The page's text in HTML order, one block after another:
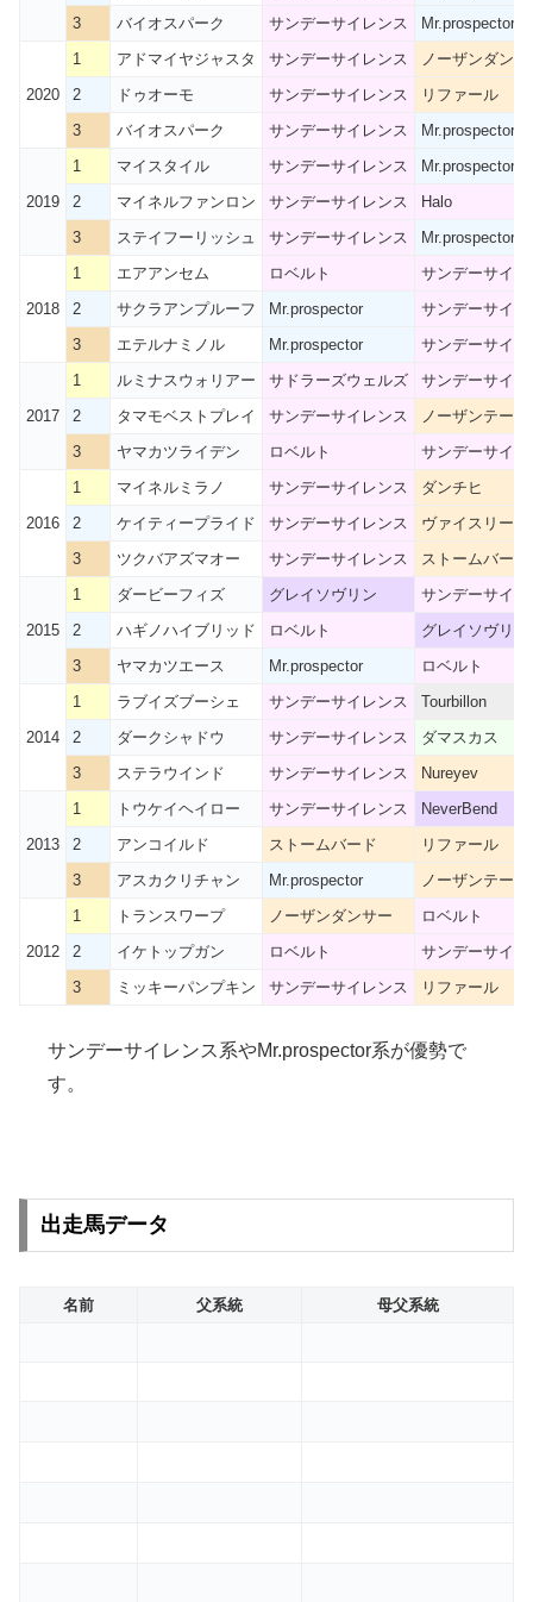
3
バイオスパーク サンデーサイレンス Mr.prospector
2020
1 アドマイヤジャスタ サンデーサイレンス
ノーザンダンサ
2
ドゥオーモ サンデーサイレンス
リファール
3
バイオスパーク サンデーサイレンス Mr.prospector
2019
1 マイスタイル サンデーサイレンス
Mr.prospector
2
マイネルファンロン サンデーサイレンス
Halo
3
ステイフーリッシュ サンデーサイレンス Mr.prospector
2018
1 エアアンセム ロベルト
サンデーサイレ
2
サクラアンプルーフ Mr.prospector
サンデーサイレ
3
エテルナミノル Mr.prospector サンデーサイレ
2017
1 ルミナスウォリアー サドラーズウェルズ
サンデーサイレ
2
タマモベストプレイ サンデーサイレンス
ノーザンテース
3
ヤマカツライデン ロベルト サンデーサイレ
2016
1 マイネルミラノ サンデーサイレンス
ダンチヒ
2
ケイティープライド サンデーサイレンス
ヴァイスリー
3
ツクバアズマオー サンデーサイレンス ストームバード
2015
1 ダービーフィズ グレイソヴリン
サンデーサイレ
2
ハギノハイブリッド ロベルト
グレイソヴリン
3
ヤマカツエース Mr.prospector ロベルト
2014
1 ラブイズブーシェ サンデーサイレンス
Tourbillon
2
ダークシャドウ サンデーサイレンス
ダマスカス
3
ステラウインド サンデーサイレンス Nureyev
2013
1 トウケイヘイロー サンデーサイレンス
NeverBend
2
アンコイルド ストームバード
リファール
3
アスカクリチャン Mr.prospector ノーザンテース
2012
1 トランスワープ ノーザンダンサー
ロベルト
2
イケトップガン ロベルト
サンデーサイレ
3
ミッキーパンプキン サンデーサイレンス リファール
サンデーサイレンス系やMr.prospector系が優勢で
す。
出走馬データ
名前 父系統 母父系統